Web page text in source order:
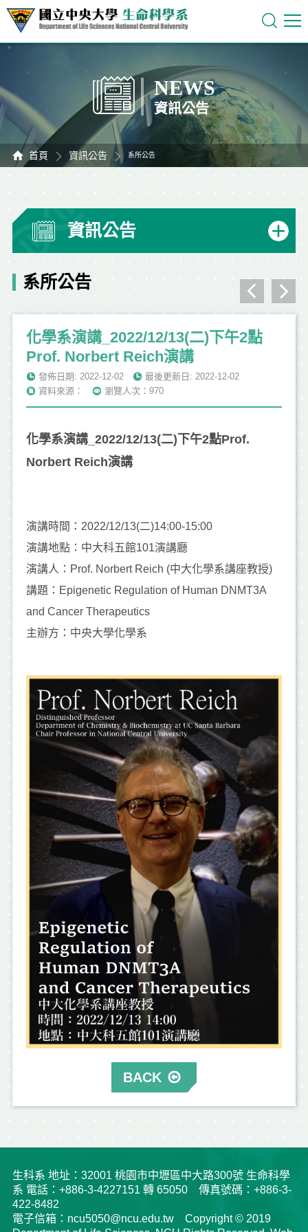
NEWS
資訊公告
首頁 資訊公告 系所公告
資訊公告
系所公告
化學系演講_2022/12/13(二)下午2點
Prof. Norbert Reich演講
發佈日期: 2022-12-02
最後更新日: 2022-12-02
資料來源：
瀏覽人次：970
化學系演講_2022/12/13(二)下午2點Prof.
Norbert Reich演講
演講時間：2022/12/13(二)14:00-15:00
演講地點：中大科五館101演講廳
演講人：Prof. Norbert Reich (中大化學系講座教授)
講題：Epigenetic Regulation of Human DNMT3A
and Cancer Therapeutics
主辦方：中央大學化學系
BACK
生科系 地址：32001 桃園市中壢區中大路300號 生命科學
系 電話：+886-3-4227151 轉 65050 傳真號碼：+886-3-
422-8482
電子信箱：ncu5050@ncu.edu.tw Copyright © 2019